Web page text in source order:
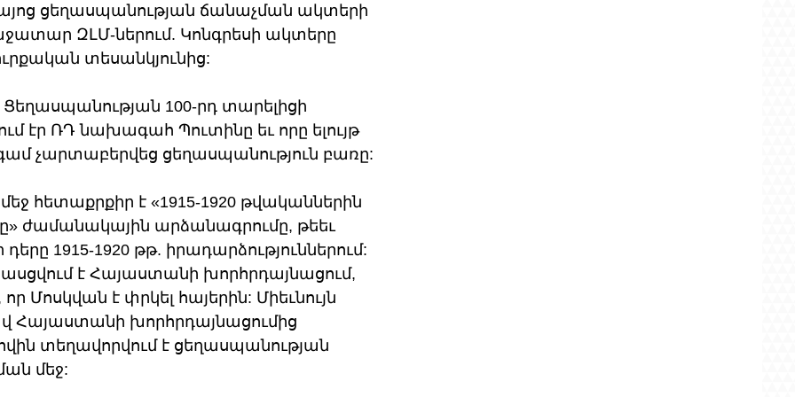
ցեղասպանության ճանաչման ակտերի
ԶԼՄ-ներում. Կոնգրեսի ակտերը
տեսանկյունից:
Ցեղասպանության 100-րդ տարելիցի
էր ՌԴ նախագահ Պուտինը եւ որը ելույթ
չարտաբերվեց ցեղասպանություն բառը:
հետաքրքիր է «1915-1920 թվականներին
ժամանակային արձանագրումը, թեեւ
1915-1920 թթ. իրադարձություններում:
է Հայաստանի խորհրդայնացում,
Մոսկվան է փրկել հայերին: Միեւնույն
Հայաստանի խորհրդայնացումից
տեղավորվում է ցեղասպանության
մեջ: